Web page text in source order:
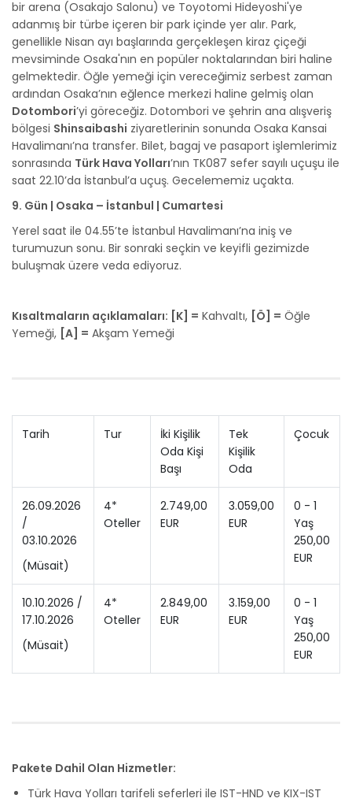
bir arena (Osakajo Salonu) ve Toyotomi Hideyoshi'ye
adanmış bir türbe içeren bir park içinde yer alır. Park,
genellikle Nisan ayı başlarında gerçekleşen kiraz çiçeği
mevsiminde Osaka'nın en popüler noktalarından biri haline
gelmektedir. Öğle yemeği için vereceğimiz serbest zaman
ardından Osaka’nın eğlence merkezi haline gelmiş olan
Dotombori’yi göreceğiz. Dotombori ve şehrin ana alışveriş
bölgesi Shinsaibashi ziyaretlerinin sonunda Osaka Kansai
Havalimanı’na transfer. Bilet, bagaj ve pasaport işlemlerimiz
sonrasında Türk Hava Yolları’nın TK087 sefer sayılı uçuşu ile
saat 22.10’da İstanbul’a uçuş. Gecelememiz uçakta.
9. Gün | Osaka – İstanbul | Cumartesi
Yerel saat ile 04.55’te İstanbul Havalimanı’na iniş ve
turumuzun sonu. Bir sonraki seçkin ve keyifli gezimizde
buluşmak üzere veda ediyoruz.
Kısaltmaların açıklamaları: [K] = Kahvaltı, [Ö] = Öğle
Yemeği, [A] = Akşam Yemeği
Tarih Tur
İki Kişilik
Oda Kişi
Başı
Tek
Kişilik
Oda
Çocuk
26.09.2026
/
03.10.2026
(Müsait)
4*
Oteller
2.749,00
EUR
3.059,00
EUR
0 - 1
Yaş
250,00
EUR
10.10.2026 /
17.10.2026
(Müsait)
4*
Oteller
2.849,00
EUR
3.159,00
EUR
0 - 1
Yaş
250,00
EUR
Pakete Dahil Olan Hizmetler:
Türk Hava Yolları tarifeli seferleri ile IST-HND ve KIX-IST